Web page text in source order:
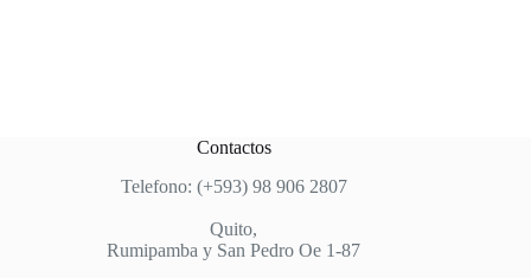
Contactos
Telefono: (+593) 98 906 2807
Quito,
Rumipamba y San Pedro Oe 1-87